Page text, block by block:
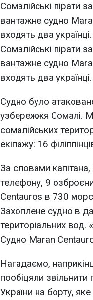
Сомалійські пірати
вантажне судно
входять два
Сомалійські пірати
вантажне судно
входять два
Судно було
узбережжя Сомалі.
сомалійських
екіпажу: 16
За словами
телефону, 9
Centauros в 730
Захоплене судно в
територіальних вод.
Судно Maran
Нагадаємо,
пообіцяли
України на борту,